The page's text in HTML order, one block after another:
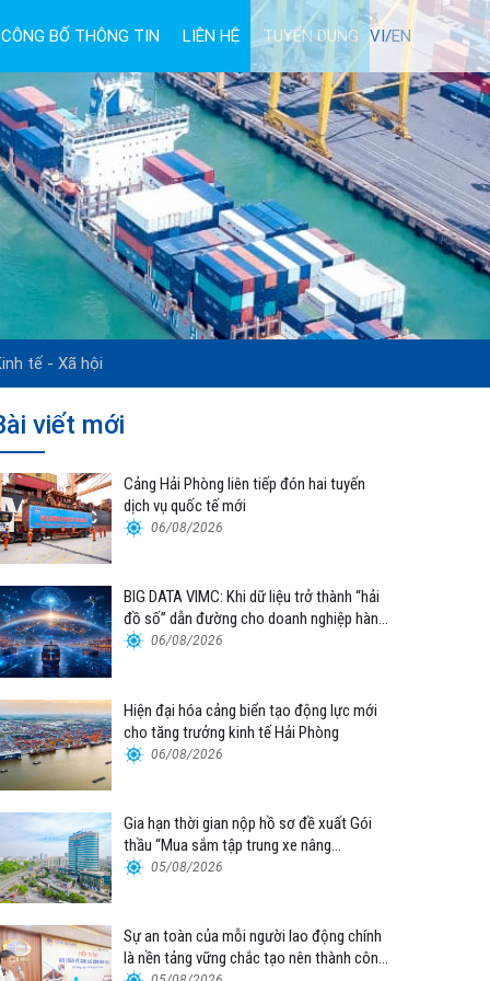
CÔNG BỐ THÔNG TIN LIÊN HỆ TUYỂN DỤNG VI/EN
tế - Xã hội
viết mới
Cảng Hải Phòng liên tiếp đón hai tuyến
dịch vụ quốc tế mới
06/08/2026
BIG DATA VIMC: Khi dữ liệu trở thành “hải
đồ số” dẫn đường cho doanh nghiệp hàng
hải 06/08/2026
Hiện đại hóa cảng biển tạo động lực mới
cho tăng trưởng kinh tế Hải Phòng
06/08/2026
Gia hạn thời gian nộp hồ sơ đề xuất Gói
thầu “Mua sắm tập trung xe nâng
container thuộc Tổng công ty Hàng hải
05/08/2026
Sự an toàn của mỗi người lao động chính
là nền tảng vững chắc tạo nên thành công